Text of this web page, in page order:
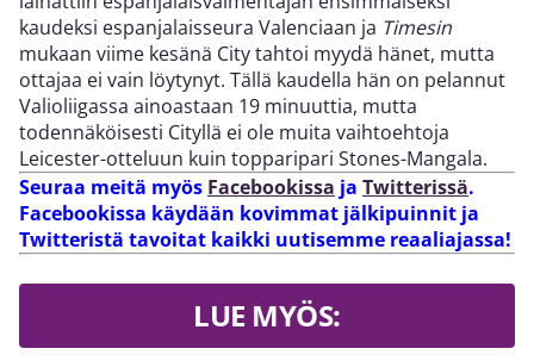
kaudeksi espanjalaisseura Valenciaan ja Timesin
mukaan viime kesänä City tahtoi myydä hänet, mutta
ottajaa ei vain löytynyt. Tällä kaudella hän on pelannut
Valioliigassa ainoastaan 19 minuuttia, mutta
todennäköisesti Cityllä ei ole muita vaihtoehtoja
Leicester-otteluun kuin topparipari Stones-Mangala.
Seuraa meitä myös Facebookissa ja Twitterissä.
Facebookissa käydään kovimmat jälkipuinnit ja
Twitteristä tavoitat kaikki uutisemme reaaliajassa!
LUE MYÖS: